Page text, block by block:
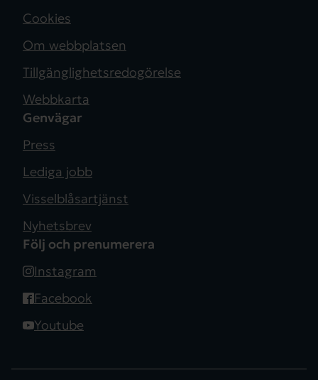
Cookies
Om webbplatsen
Tillgänglighetsredogörelse
Webbkarta
Genvägar
Press
Lediga jobb
Visselblåsartjänst
Nyhetsbrev
Följ och prenumerera
Instagram
Facebook
Youtube